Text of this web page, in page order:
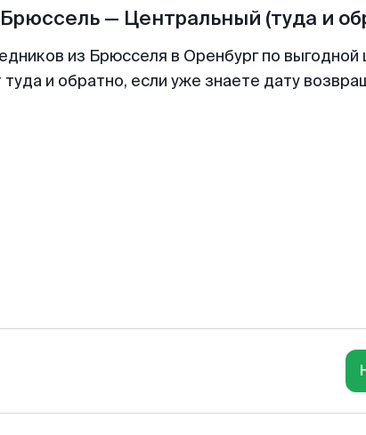
Брюссель— Центральный (туда и
из Брюсселя в Оренбург по выгодной
и обратно, если уже знаете дату